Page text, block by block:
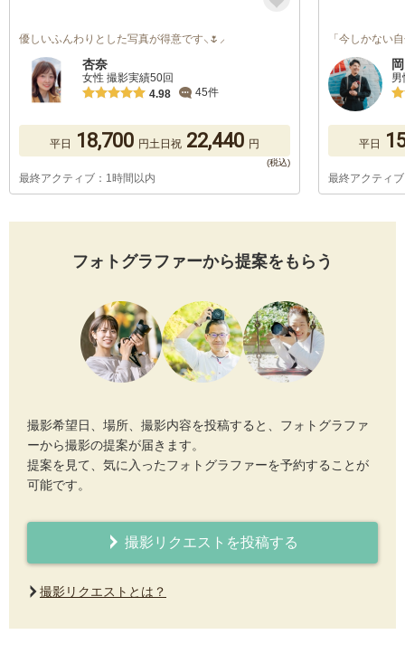
優しいふんわりとした写真が得意です⸜🌷⸝
杏奈
女性 撮影実績50回
4.98
45件
平日 18,700 円土日祝 22,440 円
最終アクティブ：1時間以内
「今しかない
平日
最終アクティ
フォトグラファーから提案をもらう
撮影希望日、場所、撮影内容を投稿すると、フォトグラファ
ーから撮影の提案が届きます。
提案を見て、気に入ったフォトグラファーを予約することが
可能です。
撮影リクエストを投稿する
撮影リクエストとは？